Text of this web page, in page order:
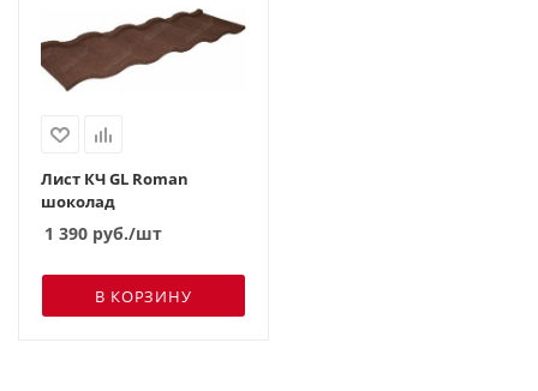
Лист КЧ GL Roman
шоколад
1 390 руб./шт
В КОРЗИНУ